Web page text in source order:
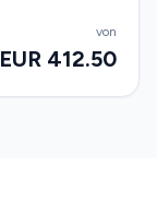
von
EUR 412.50